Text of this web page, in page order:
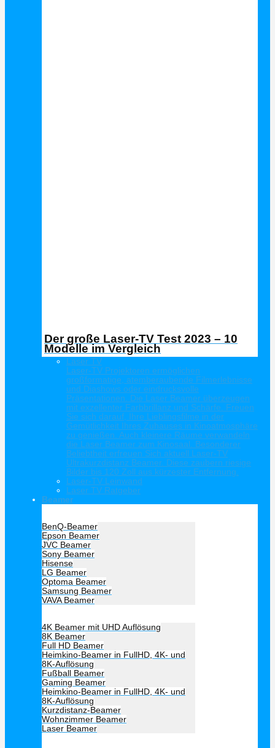
Der große Laser-TV Test 2023 – 10
Modelle im Vergleich
Laser TV
Laser-TV Projektoren ermöglichen
großformatige, atemberaubende Filmerlebnisse
und Diashows oder eindrucksvolle
Präsentationen. Die Laser Beamer überzeugen
mit exzellenter Farbbrillanz und Schärfe. Freuen
Sie sich darauf, Ihre Lieblingsfilme in der
Gemütlichkeit Ihres Zuhauses in Kinoatmosphäre
zu genießen. Auch kleinere Räume verwandeln
die Laser Beamer zum Kinosaal. Besonderer
Beliebtheit erfreuen Sich aktuell Laser-TV
Ultrakurzdistanz Beamer. Diese zaubern riesige
Bilder bis 120 Zoll aus kürzester Entfernung.
Laser-TV Leinwand
Laser TV Ratgeber
Beamer
BenQ-Beamer
Epson Beamer
JVC Beamer
Sony Beamer
Hisense
LG Beamer
Optoma Beamer
Samsung Beamer
VAVA Beamer
4K Beamer mit UHD Auflösung
8K Beamer
Full HD Beamer
Heimkino-Beamer in FullHD, 4K- und
8K-Auflösung
Fußball Beamer
Gaming Beamer
Heimkino-Beamer in FullHD, 4K- und
8K-Auflösung
Kurzdistanz-Beamer
Wohnzimmer Beamer
Laser Beamer